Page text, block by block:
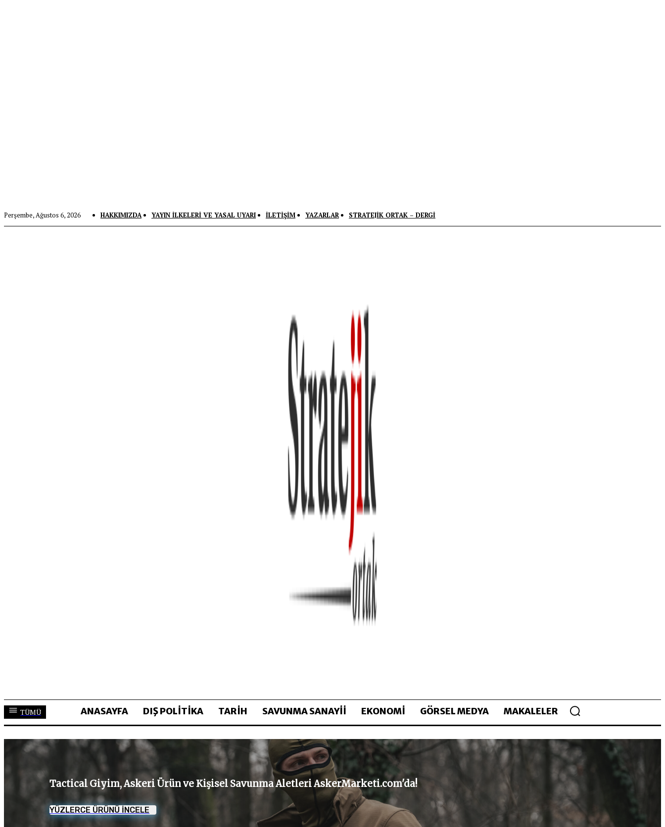
Perşembe, Ağustos 6, 2026 HAKKIMIZDA YAYIN İLKELERI VE YASAL UYARI İLETIŞIM YAZARLAR STRATEJIK ORTAK – DERGI
TÜMÜ ANASAYFA DIŞ POLİTİKA TARİH SAVUNMA SANAYİİ EKONOMİ GÖRSEL MEDYA MAKALELER
Tactical Giyim, Askeri Ürün ve Kişisel Savunma Aletleri AskerMarketi.com'da!
YÜZLERCE ÜRÜNÜ İNCELE